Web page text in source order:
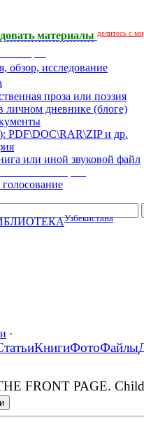
материалы делитесь с
обзор, исследование
проза или поэзия
личном дневнике (блоге)
PDF\DOC\RAR\ZIP и др.
или иной звуковой файл
голосование
Узбекистана
·
КнигиФотоФайлы
FRONT PAGE.